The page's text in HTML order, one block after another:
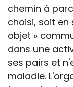
chemin à
choisi, soit
objet »
dans une
ses pairs et
maladie.